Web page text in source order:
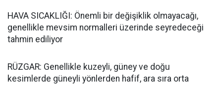
HAVA SICAKLIĞI: Önemli bir değişiklik olmayacağı,
genellikle mevsim normalleri üzerinde seyredeceği
tahmin ediliyor
RÜZGAR: Genellikle kuzeyli, güney ve doğu
kesimlerde güneyli yönlerden hafif, ara sıra orta